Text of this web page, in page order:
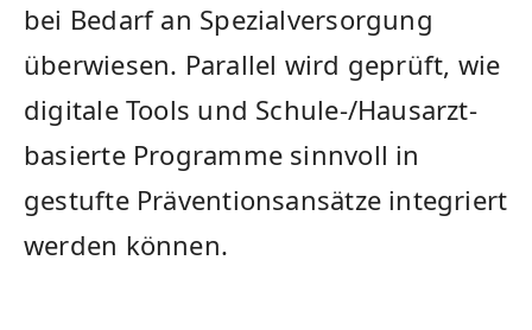
bei Bedarf an Spezialversorgung
überwiesen. Parallel wird geprüft, wie
digitale Tools und Schule-/Hausarzt-
basierte Programme sinnvoll in
gestufte Präventionsansätze integriert
werden können.